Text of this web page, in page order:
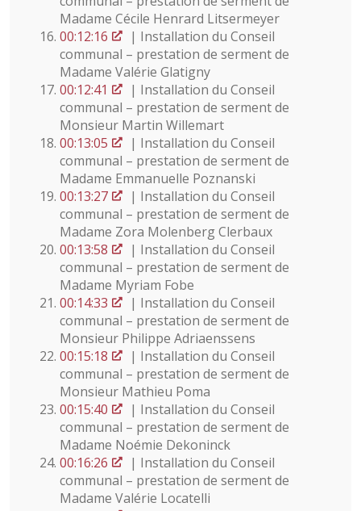
Madame Cécile Henrard Litsermeyer
00:12:16
| Installation du Conseil
communal – prestation de serment de
Madame Valérie Glatigny
00:12:41
| Installation du Conseil
communal – prestation de serment de
Monsieur Martin Willemart
00:13:05
| Installation du Conseil
communal – prestation de serment de
Madame Emmanuelle Poznanski
00:13:27
| Installation du Conseil
communal – prestation de serment de
Madame Zora Molenberg Clerbaux
00:13:58
| Installation du Conseil
communal – prestation de serment de
Madame Myriam Fobe
00:14:33
| Installation du Conseil
communal – prestation de serment de
Monsieur Philippe Adriaenssens
00:15:18
| Installation du Conseil
communal – prestation de serment de
Monsieur Mathieu Poma
00:15:40
| Installation du Conseil
communal – prestation de serment de
Madame Noémie Dekoninck
00:16:26
| Installation du Conseil
communal – prestation de serment de
Madame Valérie Locatelli